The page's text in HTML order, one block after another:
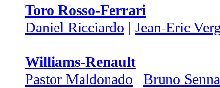
Toro Rosso-Ferrari
Daniel Ricciardo | Jean-Eric
Williams-Renault
Pastor Maldonado | Bruno Senna